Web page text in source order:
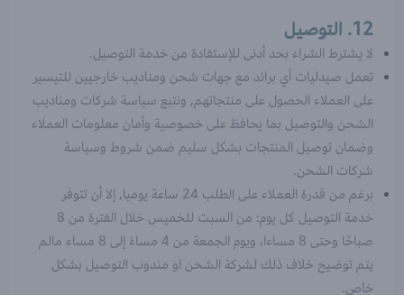
12. التوصيل
لا يشترط الشراء بحد أدنى للإستفادة من خدمة التوصيل.
تعمل صيدليات أي براند مع جهات شحن ومناديب خارجيين للتيسير
على العملاء الحصول على منتجاتهم, ونتبع سياسة شركات ومناديب
الشحن والتوصيل بما يحافظ على خصوصية وأمان معلومات العملاء
وضمان توصيل المنتجات بشكل سليم ضمن شروط وسياسة
شركات الشحن.
برغم من قدرة العملاء على الطلب 24 ساعة يوميا, إلا أن تتوفر
خدمة التوصيل كل يوم: من السبت للخميس خلال الفترة من 8
صباحًا وحتى 8 مساءا، ويوم الجمعة من 4 مساءً إلى 8 مساء مالم
يتم توضيح خلاف ذلك لشركة الشحن او مندوب التوصيل بشكل
خاص.